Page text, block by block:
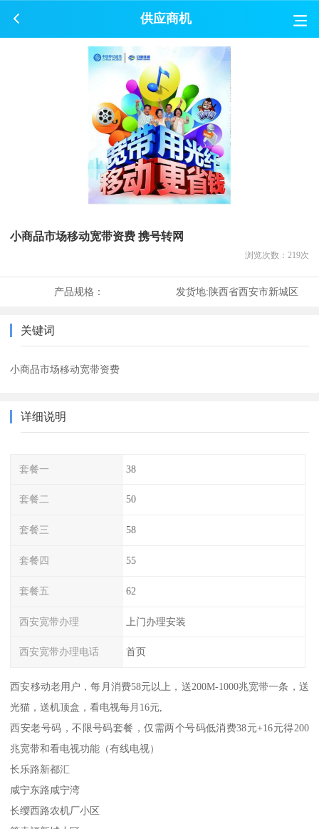
供应商机
小商品市场移动宽带资费 携号转网
浏览次数： 219次
产品规格： 发货地:陕西省西安市新城区
关键词
小商品市场移动宽带资费
详细说明
套餐一 38
套餐二 50
套餐三 58
套餐四 55
套餐五 62
西安宽带办理 上门办理安装
西安宽带办理电话 首页
西安移动老用户，每月消费58元以上，送200M-1000兆宽带一条，送
光猫，送机顶盒，看电视每月16元,
西安老号码，不限号码套餐，仅需两个号码低消费38元+16元得200
兆宽带和看电视功能（有线电视）
长乐路新都汇
咸宁东路咸宁湾
长缨西路农机厂小区